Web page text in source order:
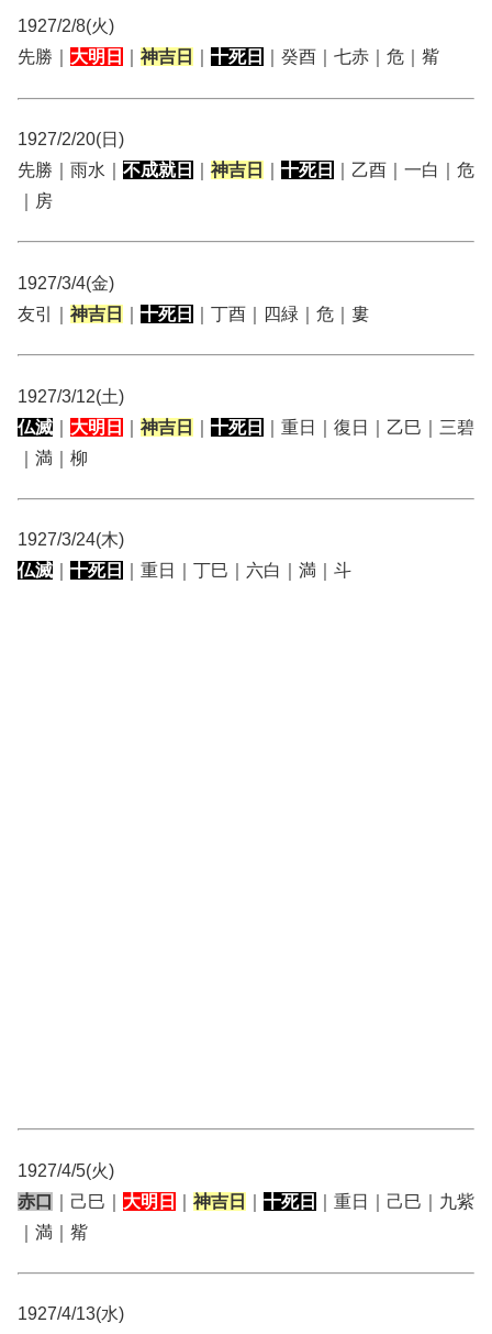
1927/2/8(火)
先勝｜ 大明日 神吉日 十死日 ｜癸酉｜七赤｜危｜觜
1927/2/20(日)
先勝｜雨水｜ 不成就日 神吉日 十死日
｜乙酉｜一白｜危
｜房
1927/3/4(金)
友引｜ 神吉日 十死日 ｜丁酉｜四緑｜危｜婁
1927/3/12(土)
仏滅
大明日 神吉日 十死日
｜重日｜復日｜乙巳｜三碧
｜満｜柳
1927/3/24(木)
仏滅
十死日 ｜重日｜丁巳｜六白｜満｜斗
1927/4/5(火)
赤口
｜己巳｜ 大明日 神吉日 十死日
｜重日｜己巳｜九紫
｜満｜觜
1927/4/13(水)